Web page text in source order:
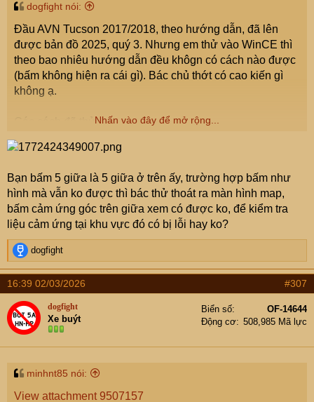
dogfight nói:
Đầu AVN Tucson 2017/2018, theo hướng dẫn, đã lên
được bản đồ 2025, quý 3. Nhưng em thử vào WinCE thì
theo bao nhiêu hướng dẫn đều khôgn có cách nào được
(bấm không hiện ra cái gì). Bác chủ thớt có cao kiến gì
không ạ.
Các cách đã thử:
+ trên trái, trên phải, 5 giữa.
+ trên trái, trên phải, 5 giữa cạnh bên phải
+ trên trái, trên phải (lặp lại vài lần)
+ trên trái, trên phải, dưới trái, dưới phải (lăp lại vài lần)
+ click liên tục lên các phiên bản version software,
firmware và micom.
Nhấn vào đây để mở rộng...
Bạn bấm 5 giữa là 5 giữa ở trên ấy, trường hợp bấm như
hình mà vẫn ko được thì bác thử thoát ra màn hình map,
bấm cảm ứng góc trên giữa xem có được ko, để kiểm tra
liệu cảm ứng tại khu vực đó có bị lỗi hay ko?
R
e
a
c
t
i
o
s
dogfight
16:39 02/03/2026 #307
dogfight
Xe buýt
Biển số
OF-14644
Động cơ
508,985 Mã lực
minhnt85 nói:
View attachment 9507157